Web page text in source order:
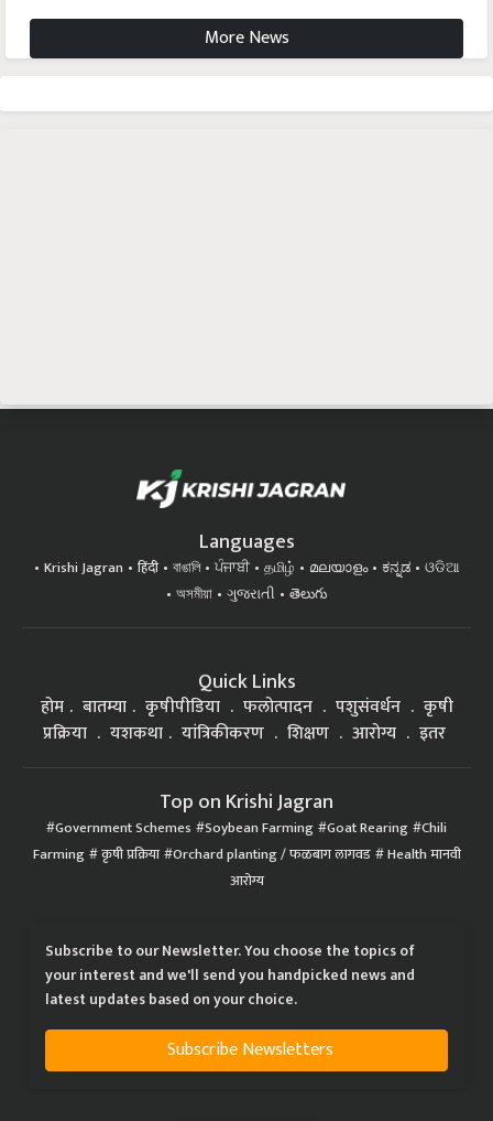
More News
Languages
Krishi Jagran हिंदी বাঙালি ਪੰਜਾਬੀ தமிழ் മലയാളം ಕನ್ನಡ
ଓଡିଆ
অসমীয়া
ગુજરાતી తెలుగు
Quick Links
होम बातम्या कृषीपीडिया फलोत्पादन पशुसंवर्धन
कृषी
प्रक्रिया
यशकथा यांत्रिकीकरण शिक्षण आरोग्य इतर
Top on Krishi Jagran
Government Schemes Soybean Farming Goat Rearing Chili
Farming कृषी प्रक्रिया Orchard planting / फळबाग लागवड Health मानवी
आरोग्य
Subscribe to our Newsletter. You choose the topics of
your interest and we'll send you handpicked news and
latest updates based on your choice.
Subscribe Newsletters